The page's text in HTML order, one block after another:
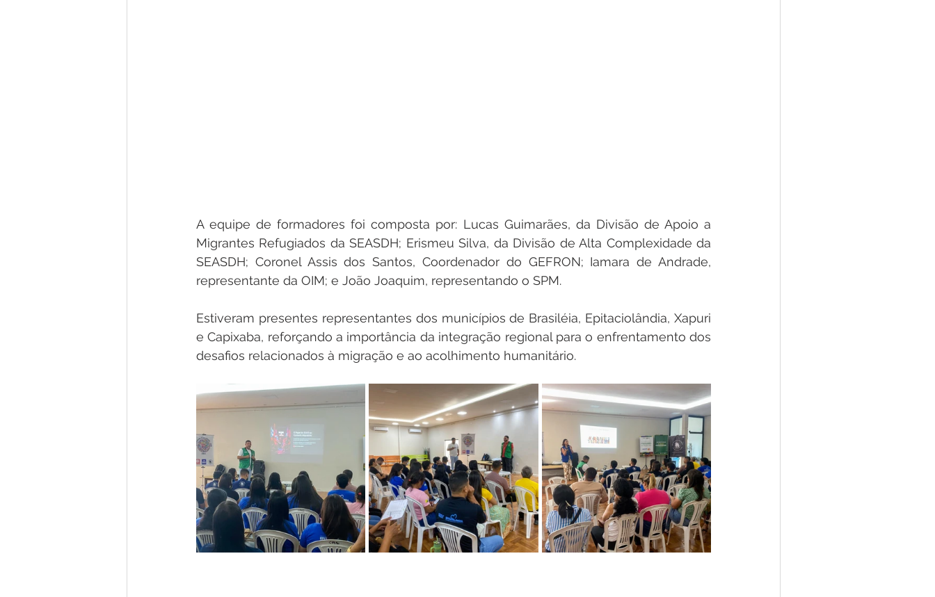
A equipe de formadores foi composta por: Lucas Guimarães, da Divisão de Apoio a
Migrantes Refugiados da SEASDH; Erismeu Silva, da Divisão de Alta Complexidade da
SEASDH; Coronel Assis dos Santos, Coordenador do GEFRON; Iamara de Andrade,
representante da OIM; e João Joaquim, representando o SPM.
Estiveram presentes representantes dos municípios de Brasiléia, Epitaciolândia, Xapuri
e Capixaba, reforçando a importância da integração regional para o enfrentamento dos
desafios relacionados à migração e ao acolhimento humanitário.